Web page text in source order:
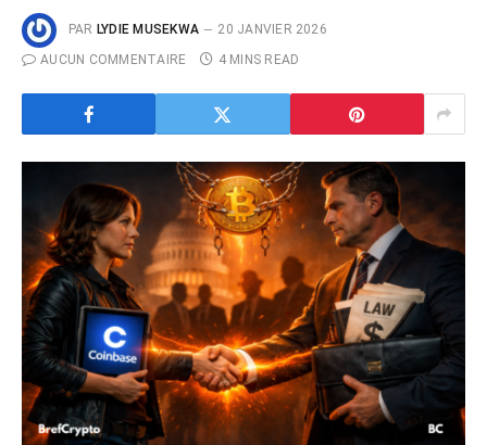
PAR LYDIE MUSEKWA
20 JANVIER 2026
AUCUN COMMENTAIRE
4 MINS READ